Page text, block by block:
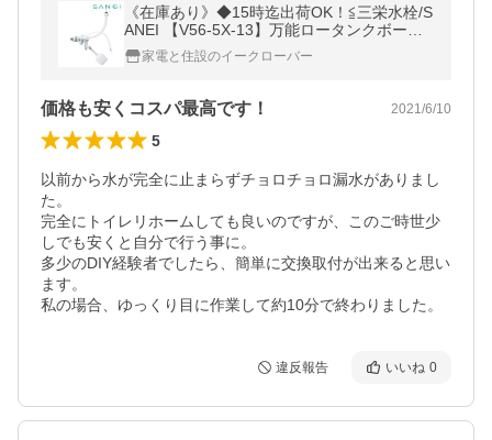
《在庫あり》◆15時迄出荷OK！≦三栄水栓/S
ANEI 【V56-5X-13】万能ロータンクボール
タップ(スリムタップ)
家電と住設のイークローバー
価格も安くコスパ最高です！ 2021/6/10
5
以前から水が完全に止まらずチョロチョロ漏水がありまし
た。
完全にトイレリホームしても良いのですが、このご時世少
しでも安くと自分で行う事に。
多少のDIY経験者でしたら、簡単に交換取付が出来ると思い
ます。
私の場合、ゆっくり目に作業して約10分で終わりました。
違反報告 いいね 0